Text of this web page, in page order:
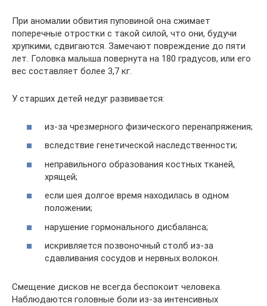
При аномалии обвития пуповиной она сжимает
поперечные отростки с такой силой, что они, будучи
хрупкими, сдвигаются. Замечают повреждение до пяти
лет. Головка малыша повернута на 180 градусов, или его
вес составляет более 3,7 кг.
У старших детей недуг развивается:
из-за чрезмерного физического перенапряжения;
вследствие генетической наследственности;
неправильного образования костных тканей,
хрящей;
если шея долгое время находилась в одном
положении;
нарушение гормонального дисбаланса;
искривляется позвоночный столб из-за
сдавливания сосудов и нервных волокон.
Смещение дисков не всегда беспокоит человека.
Наблюдаются головные боли из-за интенсивных